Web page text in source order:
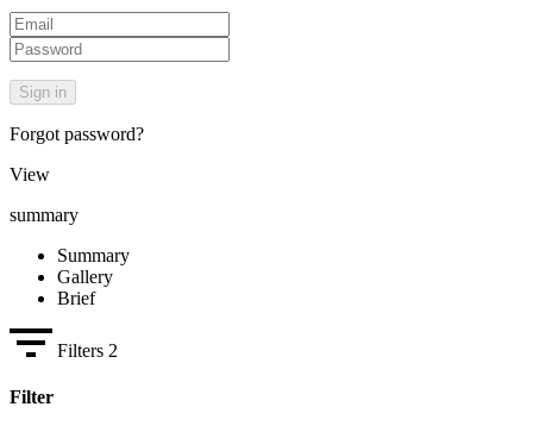
Forgot password?
View
summary
Summary
Gallery
Brief
Filters 2
Filter